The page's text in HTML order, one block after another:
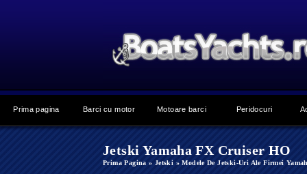
Prima pagina Barci cu motor Motoare barci Peridocuri
Jetski Yamaha FX Cruiser HO
Prima Pagina » Jetski » Modele De Jetski-Uri Ale Firmei